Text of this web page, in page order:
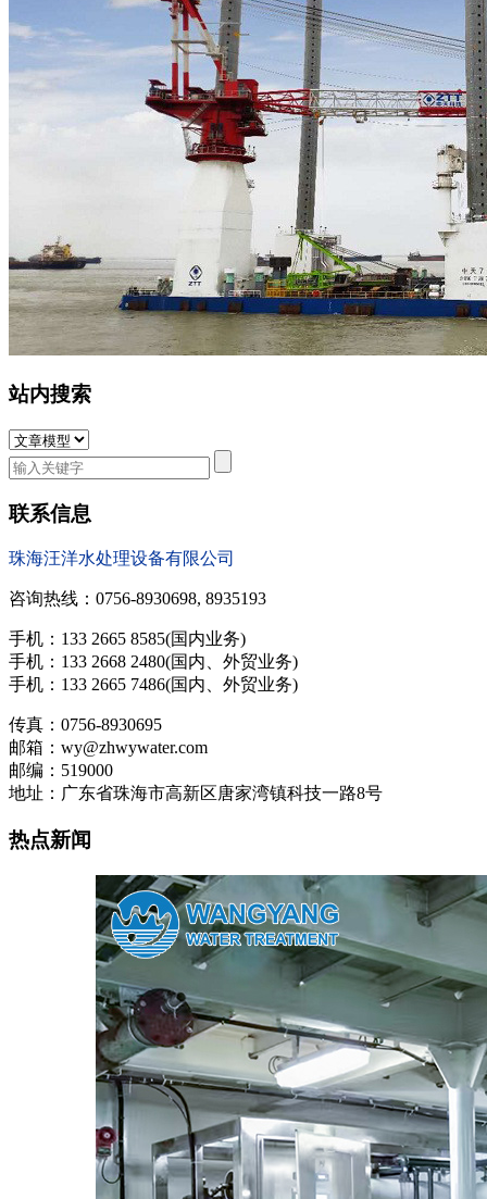
站内搜索
联系信息
珠海汪洋水处理设备有限公司
咨询热线：0756-8930698, 8935193
手机：133 2665 8585(国内业务)
手机：133 2668 2480(国内、外贸业务)
手机：133 2665 7486(国内、外贸业务)
传真：0756-8930695
邮箱：wy@zhwywater.com
邮编：519000
地址：广东省珠海市高新区唐家湾镇科技一路8号
热点新闻